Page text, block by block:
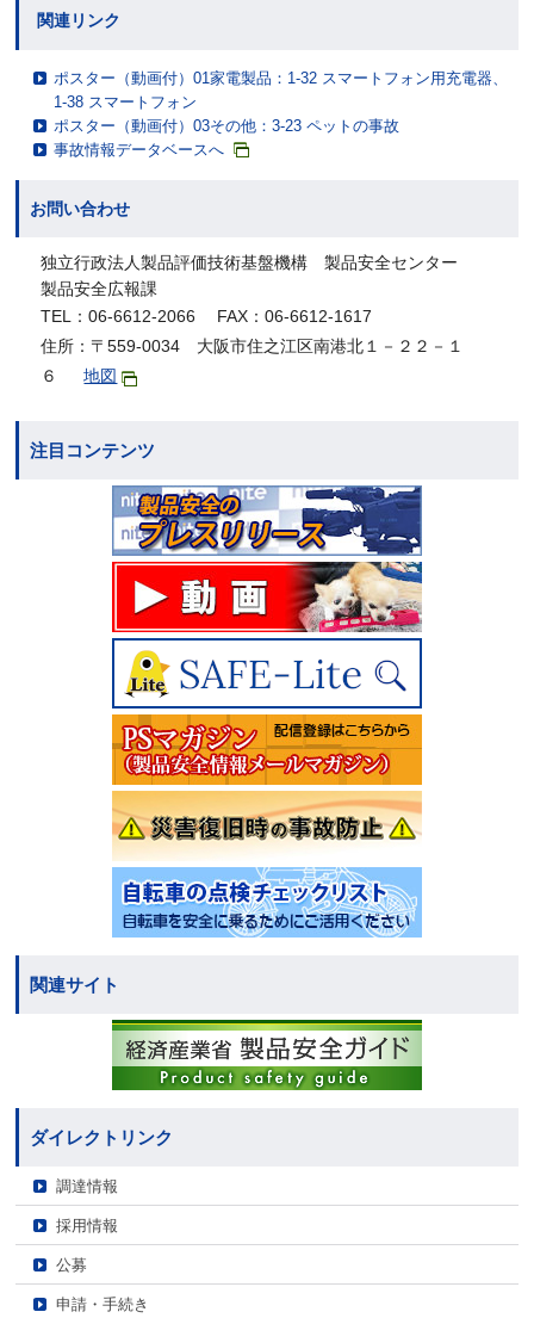
関連リンク
ポスター（動画付）01家電製品：1-32 スマートフォン用充電器、
1-38 スマートフォン
ポスター（動画付）03その他：3-23 ペットの事故
事故情報データベースへ
お問い合わせ
独立行政法人製品評価技術基盤機構 製品安全センター
製品安全広報課
TEL：06-6612-2066 FAX：06-6612-1617
住所：〒559-0034 大阪市住之江区南港北１－２２－１
６
地図
注目コンテンツ
関連サイト
ダイレクトリンク
調達情報
採用情報
公募
申請・手続き